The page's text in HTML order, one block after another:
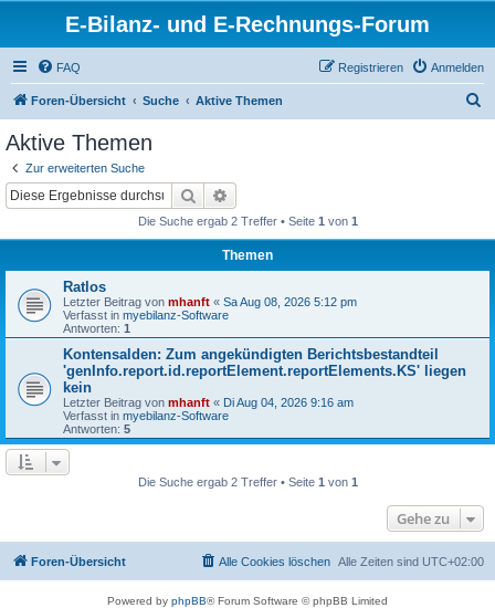
E-Bilanz- und E-Rechnungs-Forum
FAQ Anmelden
Registrieren
Foren-Übersicht Suche Aktive Themen
Aktive Themen
Zur erweiterten Suche
Suche
Die Suche ergab 2 Treffer • Seite 1 von 1
Themen
Ratlos
Letzter Beitrag von mhanft « Sa Aug 08, 2026 5:12 pm
Verfasst in myebilanz-Software
Antworten: 1
Kontensalden: Zum angekündigten Berichtsbestandteil
'genInfo.report.id.reportElement.reportElements.KS' liegen
kein
Letzter Beitrag von mhanft « Di Aug 04, 2026 9:16 am
Verfasst in myebilanz-Software
Antworten: 5
Die Suche ergab 2 Treffer • Seite 1 von 1
Gehe zu
Foren-Übersicht Alle Zeiten sind UTC+02:00
Alle Cookies löschen
Powered by phpBB® Forum Software © phpBB Limited